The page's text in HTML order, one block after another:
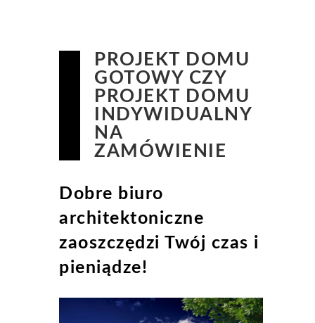
PROJEKT DOMU
GOTOWY CZY
PROJEKT DOMU
INDYWIDUALNY
NA
ZAMÓWIENIE
Dobre biuro
architektoniczne
zaoszczędzi Twój czas i
pieniądze!